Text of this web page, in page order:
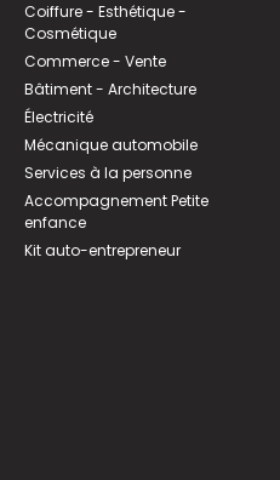
Coiffure - Esthétique -
Cosmétique
Commerce - Vente
Bâtiment - Architecture
Électricité
Mécanique automobile
Services à la personne
Accompagnement Petite
enfance
Kit auto-entrepreneur